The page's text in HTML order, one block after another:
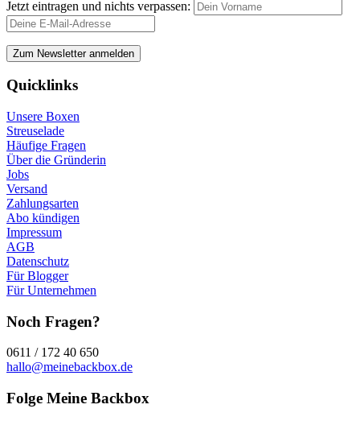
Jetzt eintragen und nichts verpassen:
Quicklinks
Unsere Boxen
Streuselade
Häufige Fragen
Über die Gründerin
Jobs
Versand
Zahlungsarten
Abo kündigen
Impressum
AGB
Datenschutz
Für Blogger
Für Unternehmen
Noch Fragen?
0611 / 172 40 650
hallo@meinebackbox.de
Folge Meine Backbox